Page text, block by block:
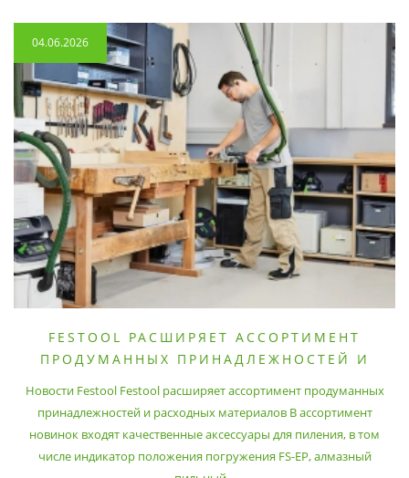
04.06.2026
FESTOOL РАСШИРЯЕТ АССОРТИМЕНТ
ПРОДУМАННЫХ ПРИНАДЛЕЖНОСТЕЙ И
Новости Festool Festool расширяет ассортимент продуманных
принадлежностей и расходных материалов В ассортимент
новинок входят качественные аксессуары для пиления, в том
числе индикатор положения погружения FS-EP, алмазный